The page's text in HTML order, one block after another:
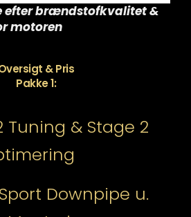
efter brændstofkvalitet &
motoren
& Pris
Pakke 1:
Tuning & Stage 2
Downpipe u.